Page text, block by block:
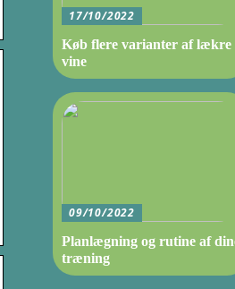
17/10/2022
Køb flere varianter af lækre
vine
09/10/2022
Planlægning og rutine af
træning